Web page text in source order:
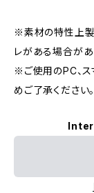
※素材の特性上製
レがある場合があ
※ご使用のPC、
めご了承ください。